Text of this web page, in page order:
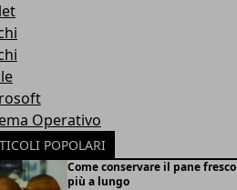
Operativo
POPOLARI
Come conservare il pane fresco
più a lungo